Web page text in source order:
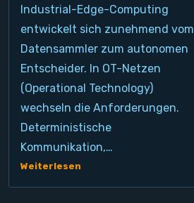
Industrial-Edge-Computing
entwickelt sich zunehmend vom
Datensammler zum autonomen
Entscheider. In OT-Netzen
(Operational Technology)
wechseln die Anforderungen.
Deterministische
Kommunikation,…
Weiterlesen